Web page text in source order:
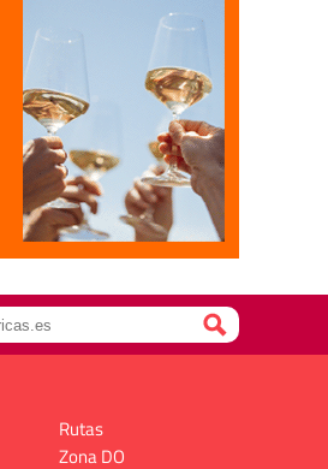
Rutas
Zona DO